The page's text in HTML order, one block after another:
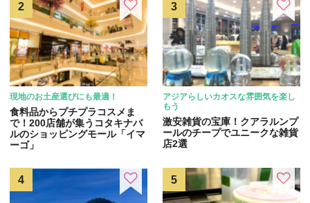
現地のお土産選びにも最適！
食料品からプチプラコスメま
で！200店舗が集うコタキナバ
ルのショッピングモール「イマ
ーゴ」
アジアらしいカオスな雰囲気を楽し
もう
激安雑貨の宝庫！クアラルンプ
ールのチープでユニークな雑貨
店2選